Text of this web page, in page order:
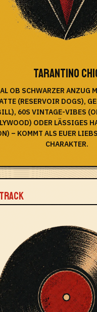
TARANTINO
OB SCHWARZER ANZUG
(RESERVOIR DOGS),
60S VINTAGE-VIBES
ODER LÄSSIGES
– KOMMT ALS EUER
CHARAKTER.